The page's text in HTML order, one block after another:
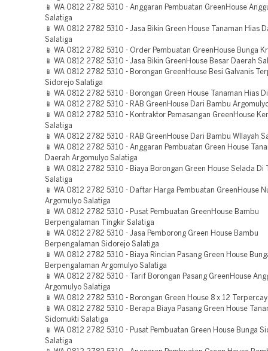
📱 WA 0812 2782 5310 - Anggaran Pembuatan GreenHouse
Salatiga
📱 WA 0812 2782 5310 - Jasa Bikin Green House Tanaman Hias
Salatiga
📱 WA 0812 2782 5310 - Order Pembuatan GreenHouse Bunga
📱 WA 0812 2782 5310 - Jasa Bikin GreenHouse Besar Daerah
📱 WA 0812 2782 5310 - Borongan GreenHouse Besi Galvanis
Sidorejo Salatiga
📱 WA 0812 2782 5310 - Borongan Green House Tanaman Hias
📱 WA 0812 2782 5310 - RAB GreenHouse Dari Bambu
📱 WA 0812 2782 5310 - Kontraktor Pemasangan GreenHouse
Salatiga
📱 WA 0812 2782 5310 - RAB GreenHouse Dari Bambu WIlayah
📱 WA 0812 2782 5310 - Anggaran Pembuatan Green House
Daerah Argomulyo Salatiga
📱 WA 0812 2782 5310 - Biaya Borongan Green House Selada Di
Salatiga
📱 WA 0812 2782 5310 - Daftar Harga Pembuatan GreenHouse
Argomulyo Salatiga
📱 WA 0812 2782 5310 - Pusat Pembuatan GreenHouse Bambu
Berpengalaman Tingkir Salatiga
📱 WA 0812 2782 5310 - Jasa Pemborong Green House Bambu
Berpengalaman Sidorejo Salatiga
📱 WA 0812 2782 5310 - Biaya Rincian Pasang Green House
Berpengalaman Argomulyo Salatiga
📱 WA 0812 2782 5310 - Tarif Borongan Pasang GreenHouse
Argomulyo Salatiga
📱 WA 0812 2782 5310 - Borongan Green House 8 x 12
📱 WA 0812 2782 5310 - Berapa Biaya Pasang Green House
Sidomukti Salatiga
📱 WA 0812 2782 5310 - Pusat Pembuatan Green House Bunga
Salatiga